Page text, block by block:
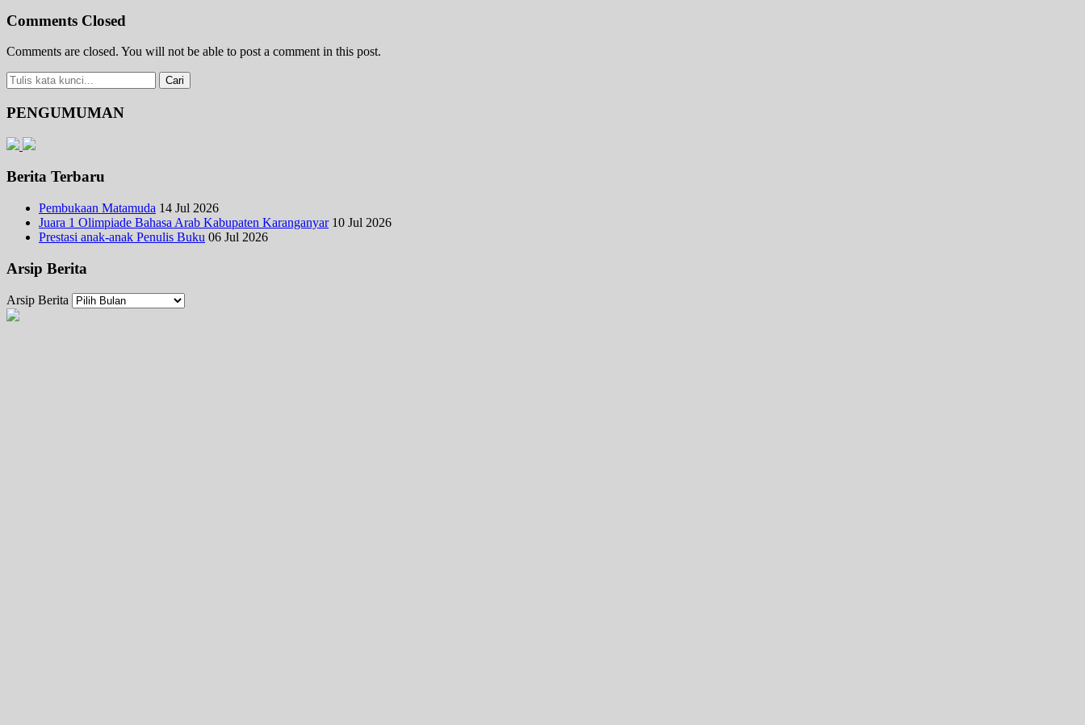
Comments Closed
Comments are closed. You will not be able to post a comment in this post.
PENGUMUMAN
Berita Terbaru
Pembukaan Matamuda 14 Jul 2026
Juara 1 Olimpiade Bahasa Arab Kabupaten Karanganyar 10 Jul 2026
Prestasi anak-anak Penulis Buku 06 Jul 2026
Arsip Berita
Arsip Berita